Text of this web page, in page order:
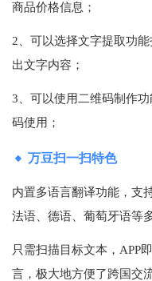
商品价格信息；
2、可以选择文字提取功
出文字内容；
3、可以使用二维码制作
码使用；
万豆扫一扫特色
内置多语言翻译功能，支
法语、德语、葡萄牙语等
只需扫描目标文本，APP
言，极大地方便了跨国交